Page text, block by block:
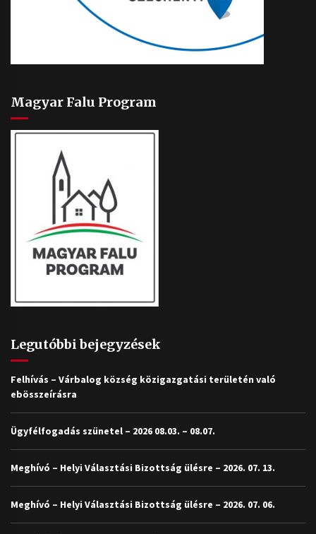
Magyar Falu Program
Legutóbbi bejegyzések
Felhívás – Várbalog község közigazgatási területén való
ebösszeírásra
Ügyfélfogadás szünetel – 2026 08.03. – 08.07.
Meghívó – Helyi Választási Bizottság ülésre – 2026. 07. 13.
Meghívó – Helyi Választási Bizottság ülésre – 2026. 07. 06.